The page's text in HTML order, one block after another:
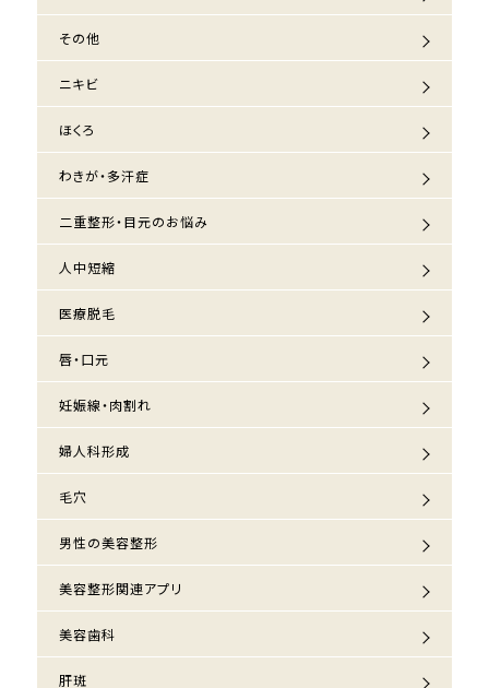
その他
ニキビ
ほくろ
わきが・多汗症
二重整形・目元のお悩み
人中短縮
医療脱毛
唇・口元
妊娠線・肉割れ
婦人科形成
毛穴
男性の美容整形
美容整形関連アプリ
美容歯科
肝斑